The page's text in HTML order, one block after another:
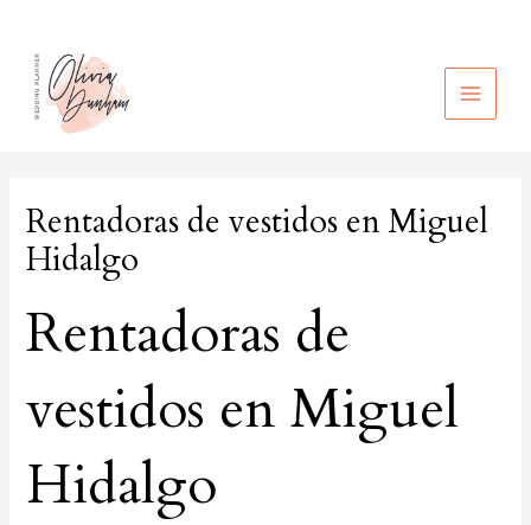
contenido
MAIN
Rentadoras de vestidos en Miguel
Hidalgo
Rentadoras de
vestidos en Miguel
Hidalgo